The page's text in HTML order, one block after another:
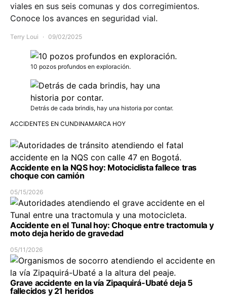
viales en sus seis comunas y dos corregimientos.
Conoce los avances en seguridad vial.
Terry Loui 09/02/2025
10 pozos profundos en exploración.
Detrás de cada brindis, hay una historia por contar.
ACCIDENTES EN CUNDINAMARCA HOY
Accidente en la NQS hoy: Motociclista fallece tras
choque con camión
05/15/2026
Accidente en el Tunal hoy: Choque entre tractomula y
moto deja herido de gravedad
05/11/2026
Grave accidente en la vía Zipaquirá-Ubaté deja 5
fallecidos y 21 heridos